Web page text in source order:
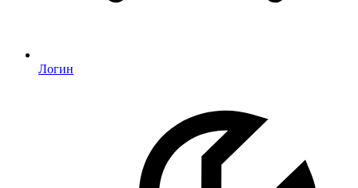
Логин